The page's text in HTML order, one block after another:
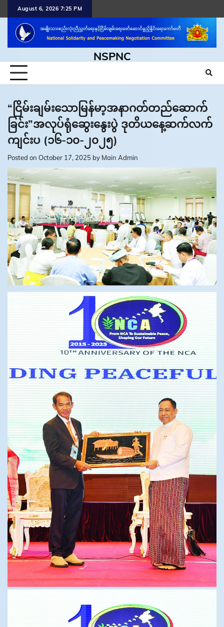
content
August 6, 2026 7:25 PM
NSPNC
“ငြိမ်းချမ်းသောမြန်မာ့အနာဂတ်တည်ဆောက်
ခြင်း”အလုပ်ရုံဆွေးနွေးပွဲ ဒုတိယနေ့ဆက်လက်
ကျင်းပ (၁၆-၁၀-၂၀၂၅)
Posted on October 17, 2025 by Main Admin